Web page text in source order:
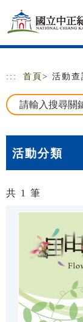
跳到主要內容
網站導覽
::: 首頁 > 活動查
活動分類
共 1 筆